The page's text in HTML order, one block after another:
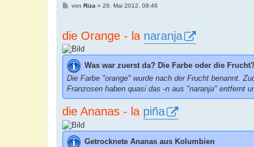
B
r
a
g
von Riza » 26. Mai 2012, 09:46
die Orange - la naranja
Was war zuerst da? Die Farbe oder die
Die Farbe "orange" wurde nach der Frucht benannt.
Franzosen haben quasi das -n aus "naranja" entfernt
die Ananas - la piña
Getrocknete Ananas aus Kolumbien